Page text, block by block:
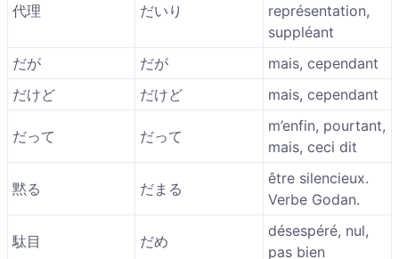
代理 だいり
représentation,
suppléant
だが
だが
mais, cependant
だけど
だけど mais, cependant
だって だって
m’enfin, pourtant,
mais, ceci dit
黙る だまる
être silencieux.
Verbe Godan.
駄目 だめ
désespéré, nul,
pas bien